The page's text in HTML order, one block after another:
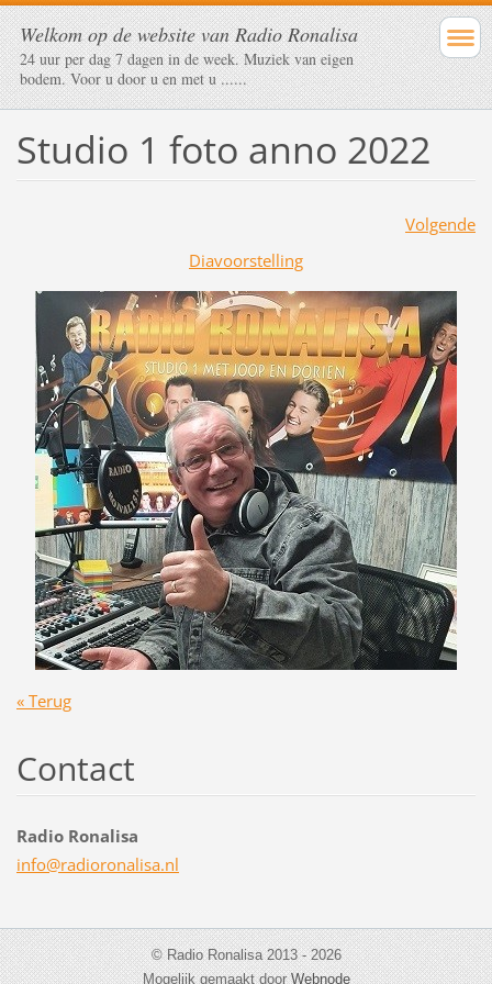
Welkom op de website van Radio Ronalisa
24 uur per dag 7 dagen in de week. Muziek van eigen
bodem. Voor u door u en met u ......
Studio 1 foto anno 2022
Volgende
Diavoorstelling
« Terug
Contact
Radio Ronalisa
info@radioronalisa.nl
© Radio Ronalisa 2013 - 2026
Mogelijk gemaakt doorWebnode